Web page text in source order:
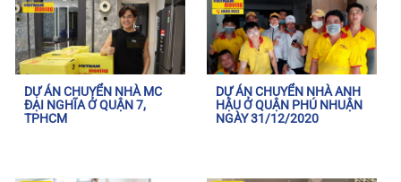
DỰ ÁN CHUYỂN NHÀ MC
ĐẠI NGHĨA Ở QUẬN 7,
TPHCM
DỰ ÁN CHUYỂN NHÀ ANH
HẬU Ở QUẬN PHÚ NHUẬN
NGÀY 31/12/2020